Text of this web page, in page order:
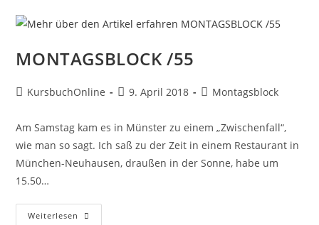
MONTAGSBLOCK /55
KursbuchOnline 9. April 2018 Montagsblock
Am Samstag kam es in Münster zu einem „Zwischenfall“,
wie man so sagt. Ich saß zu der Zeit in einem Restaurant in
München-Neuhausen, draußen in der Sonne, habe um
15.50…
Weiterlesen